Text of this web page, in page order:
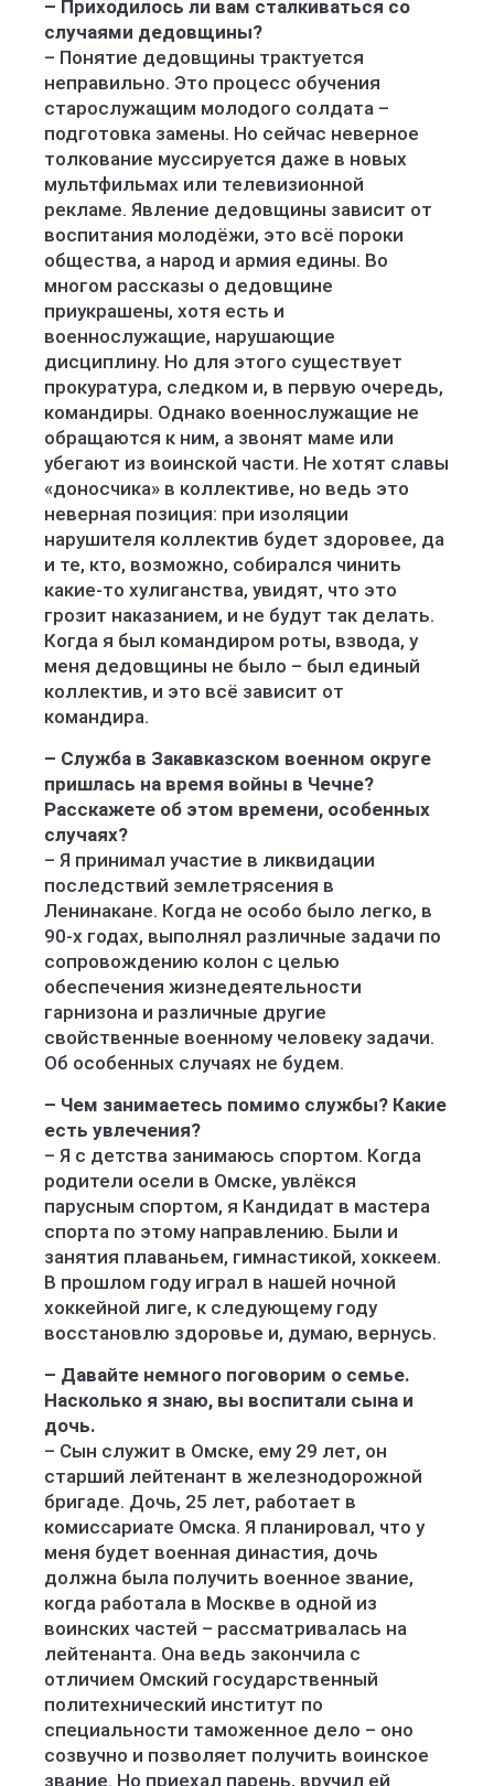
– Приходилось ли вам сталкиваться со
случаями дедовщины?
– Понятие дедовщины трактуется
неправильно. Это процесс обучения
старослужащим молодого солдата –
подготовка замены. Но сейчас неверное
толкование муссируется даже в новых
мультфильмах или телевизионной
рекламе. Явление дедовщины зависит от
воспитания молодёжи, это всё пороки
общества, а народ и армия едины. Во
многом рассказы о дедовщине
приукрашены, хотя есть и
военнослужащие, нарушающие
дисциплину. Но для этого существует
прокуратура, следком и, в первую очередь,
командиры. Однако военнослужащие не
обращаются к ним, а звонят маме или
убегают из воинской части. Не хотят славы
«доносчика» в коллективе, но ведь это
неверная позиция: при изоляции
нарушителя коллектив будет здоровее, да
и те, кто, возможно, собирался чинить
какие-то хулиганства, увидят, что это
грозит наказанием, и не будут так делать.
Когда я был командиром роты, взвода, у
меня дедовщины не было – был единый
коллектив, и это всё зависит от
командира.
– Служба в Закавказском военном округе
пришлась на время войны в Чечне?
Расскажете об этом времени, особенных
случаях?
– Я принимал участие в ликвидации
последствий землетрясения в
Ленинакане. Когда не особо было легко, в
90-х годах, выполнял различные задачи по
сопровождению колон с целью
обеспечения жизнедеятельности
гарнизона и различные другие
свойственные военному человеку задачи.
Об особенных случаях не будем.
– Чем занимаетесь помимо службы? Какие
есть увлечения?
– Я с детства занимаюсь спортом. Когда
родители осели в Омске, увлёкся
парусным спортом, я Кандидат в мастера
спорта по этому направлению. Были и
занятия плаваньем, гимнастикой, хоккеем.
В прошлом году играл в нашей ночной
хоккейной лиге, к следующему году
восстановлю здоровье и, думаю, вернусь.
– Давайте немного поговорим о семье.
Насколько я знаю, вы воспитали сына и
дочь.
– Сын служит в Омске, ему 29 лет, он
старший лейтенант в железнодорожной
бригаде. Дочь, 25 лет, работает в
комиссариате Омска. Я планировал, что у
меня будет военная династия, дочь
должна была получить военное звание,
когда работала в Москве в одной из
воинских частей – рассматривалась на
лейтенанта. Она ведь закончила с
отличием Омский государственный
политехнический институт по
специальности таможенное дело – оно
созвучно и позволяет получить воинское
звание. Но приехал парень, вручил ей